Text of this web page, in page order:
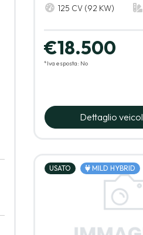
125 CV (92 KW)
€18.500
*Iva esposta: No
Dettaglio
USATO MILD HYBRID